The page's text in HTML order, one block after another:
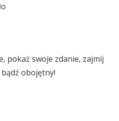
pokaż swoje zdanie, zajmij
obojętny!